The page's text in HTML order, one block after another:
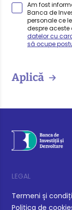
Am fost
Banca de
personale ce
despre aceste
datelor cu
să ocupe
Aplică
LEGAL
Termeni și
Politica de